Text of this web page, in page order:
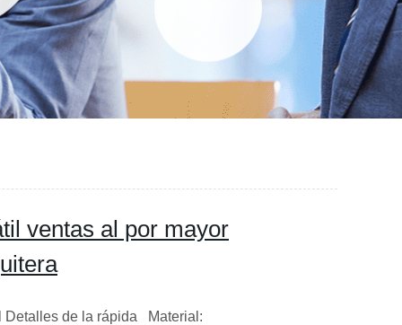
ventas al por mayor
Detalles de la rápida Material: